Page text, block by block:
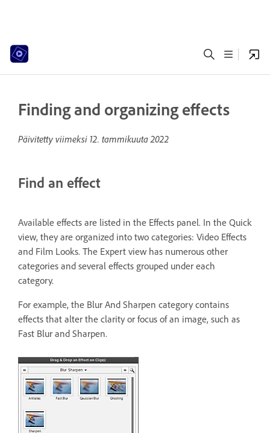
Finding and organizing effects
Päivitetty viimeksi 12. tammikuuta 2022
Find an effect
Available effects are listed in the Effects panel. In the Quick
view, they are organized into two categories: Video Effects
and Film Looks. The Expert view has numerous other
categories and several effects grouped under each
category.
For example, the Blur And Sharpen category contains
effects that alter the clarity or focus of an image, such as
Fast Blur and Sharpen.